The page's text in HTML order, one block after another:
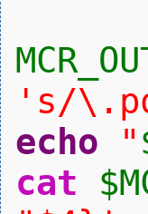
's/
echo
"
cat